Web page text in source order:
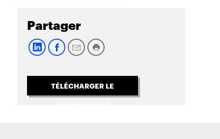
Partager
TÉLÉCHARGER LE